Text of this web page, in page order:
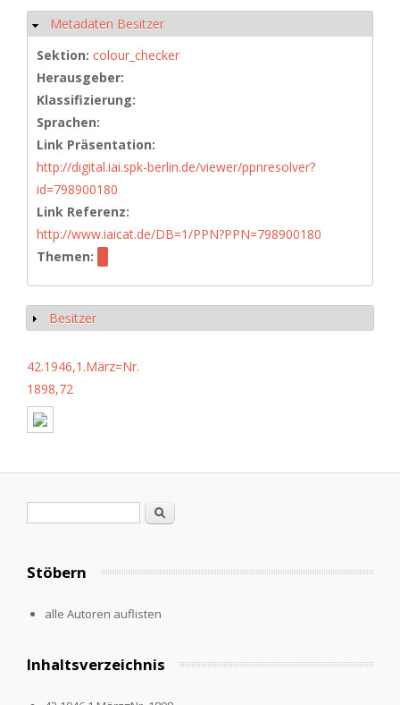
Ausblenden
Metadaten Besitzer
Sektion: colour_checker
Herausgeber:
Klassifizierung:
Sprachen:
Link Präsentation:
http://digital.iai.spk-berlin.de/viewer/ppnresolver?
id=798900180
Link Referenz:
http://www.iaicat.de/DB=1/PPN?PPN=798900180
Themen:
Anzeigen
Besitzer
42.1946,1.März=Nr.
1898,72
Suche
Stöbern
alle Autoren auflisten
Inhaltsverzeichnis